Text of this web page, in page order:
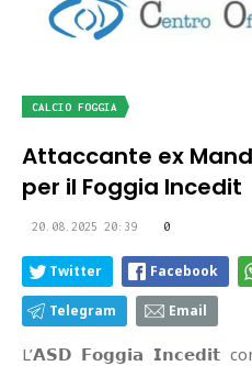
CALCIO FOGGIA
Attaccante ex
per il Foggia Incedit
20.08.2025 20:39 0
Twitter Facebook
Telegram Email
L’𝗔𝗦𝗗 𝗙𝗼𝗴𝗴𝗶𝗮 𝗜𝗻𝗰𝗲𝗱𝗶𝘁